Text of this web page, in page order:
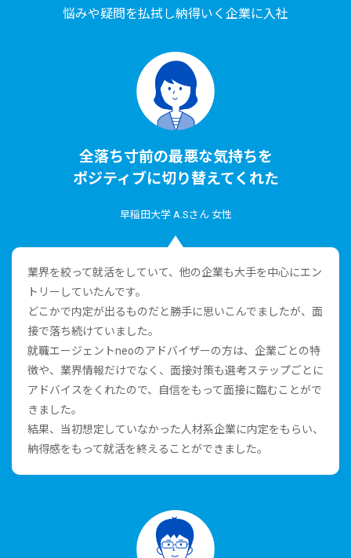
悩みや疑問を払拭し納得いく企業に⼊社
全落ち⼨前の最悪な気持ちを
ポジティブに切り替えてくれた
早稲⽥⼤学 A.Sさん ⼥性
業界を絞って就活をしていて、他の企業も⼤⼿を中⼼にエン
トリーしていたんです。
どこかで内定が出るものだと勝⼿に思いこんでましたが、⾯
接で落ち続けていました。
就職エージェントneoのアドバイザーの⽅は、企業ごとの特
徴や、業界情報だけでなく、⾯接対策も選考ステップごとに
アドバイスをくれたので、⾃信をもって⾯接に臨むことがで
きました。
結果、当初想定していなかった⼈材系企業に内定をもらい、
納得感をもって就活を終えることができました。